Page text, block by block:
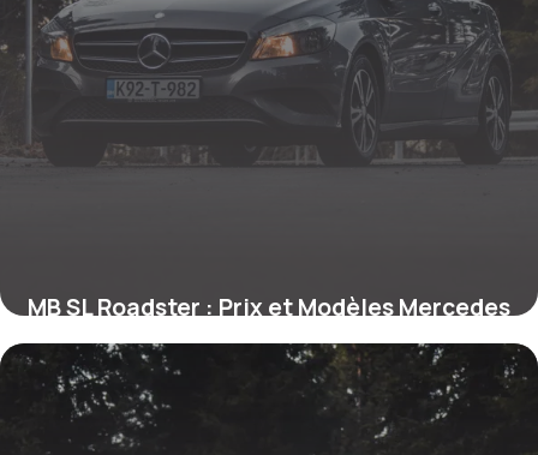
MB SL Roadster : Prix et Modèles Mercedes
22 mai 2026